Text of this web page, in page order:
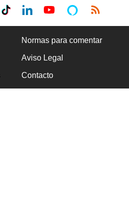
Normas para comentar
Aviso Legal
Contacto